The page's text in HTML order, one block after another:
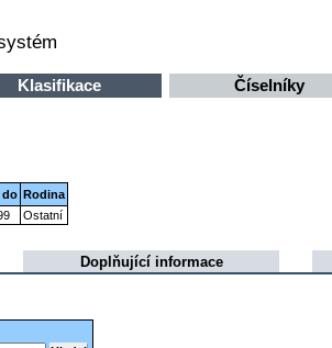
Klasifikace Číselníky
do Rodina
Ostatní
Doplňující informace